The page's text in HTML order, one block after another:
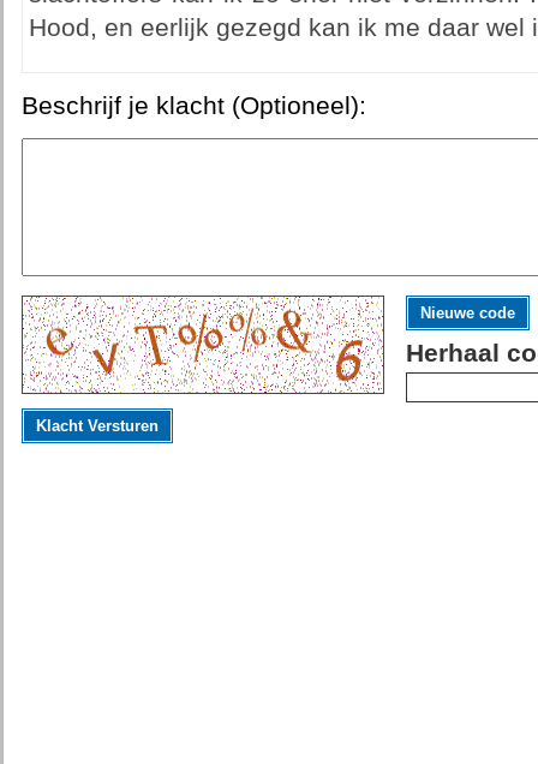
Hood, en eerlijk gezegd kan ik me daar wel
Beschrijf je klacht (Optioneel):
Nieuwe code
Herhaal
Klacht Versturen